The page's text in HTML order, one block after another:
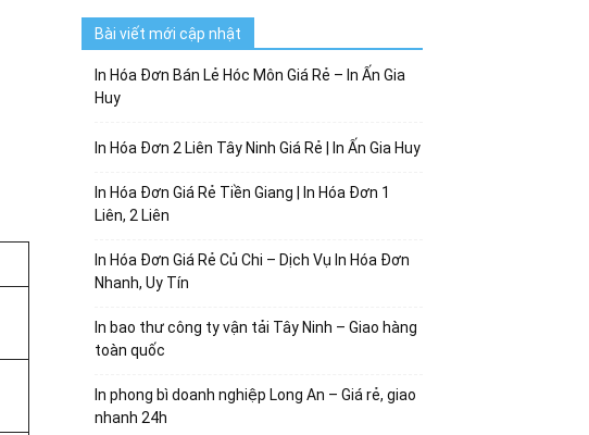
Bài viết mới cập nhật
In Hóa Đơn Bán Lẻ Hóc Môn Giá Rẻ – In Ấn Gia
Huy
In Hóa Đơn 2 Liên Tây Ninh Giá Rẻ | In Ấn Gia Huy
In Hóa Đơn Giá Rẻ Tiền Giang | In Hóa Đơn 1
Liên, 2 Liên
In Hóa Đơn Giá Rẻ Củ Chi – Dịch Vụ In Hóa Đơn
Nhanh, Uy Tín
In bao thư công ty vận tải Tây Ninh – Giao hàng
toàn quốc
In phong bì doanh nghiệp Long An – Giá rẻ, giao
nhanh 24h